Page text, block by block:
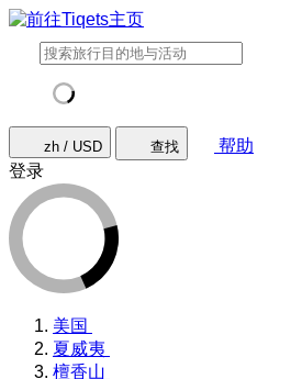
zh / USD 查找
帮助
登录
美国
夏威夷
檀香山